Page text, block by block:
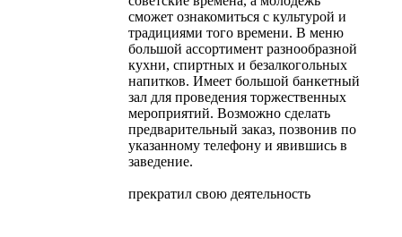
сможет ознакомиться с культурой и
традициями того времени. В меню
большой ассортимент разнообразной
кухни, спиртных и безалкогольных
напитков. Имеет большой банкетный
зал для проведения торжественных
мероприятий. Возможно сделать
предварительный заказ, позвонив по
указанному телефону и явившись в
заведение.
прекратил свою деятельность